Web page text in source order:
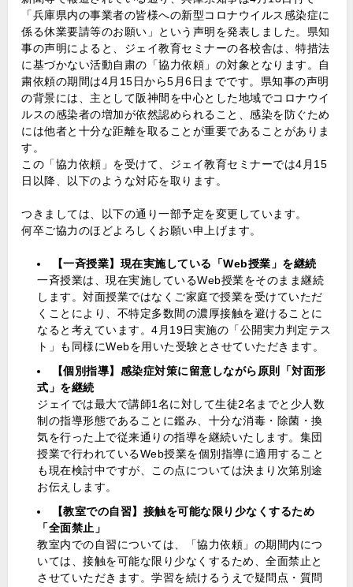
「兵庫県内の事業者の皆様への新型コロナウイルス感染症に
係る休業要請等のお願い」という声明を発表しました。県知
事の声明によると、ジェイ教育セミナーの各校舎は、特措法
に基づかない活動自粛の「協力依頼」の対象となります。自
粛依頼の期間は4月15日から5月6日までです。県知事の声明
の背景には、主として阪神間を中心とした地域でコロナウイ
ルスの感染者の増加が依然認められること、感染を防ぐため
には他者と十分な距離を取ることが重要であることがありま
す。
この「協力依頼」を受けて、ジェイ教育セミナーでは4月15
日以降、以下のような対応を取ります。
つきましては、以下の通り一部予定を変更しています。
何卒ご協力のほどよろしくお願い申上げます。
【一斉授業】現在実施している「Web授業」を継続
一斉授業は、現在実施しているWeb授業をそのまま継続
します。対面授業ではなくご家庭で授業を受けていただ
くことにより、不特定多数間の濃厚接触を避けることに
なると考えています。4月19日実施の「公開実力判定テス
ト」も同様にWebを用いた受験とさせていただきます。
【個別指導】感染症対策に留意しながら原則「対面形
式」を継続
ジェイでは最大で講師1名に対して生徒2名までと少人数
制の指導形態であることに鑑み、十分な消毒・除菌・換
気を行った上で従来通りの指導を継続いたします。集団
授業で行われているWeb授業を個別指導に適用すること
も現在検討中ですが、この点については決まり次第別途
お伝えします。
【教室での自習】接触を可能な限り少なくするため
「全面禁止」
教室内での自習については、「協力依頼」の期間内につ
いては、接触を可能な限り少なくするため、全面禁止と
させていただきます。学習を続けるうえで疑問点・質問